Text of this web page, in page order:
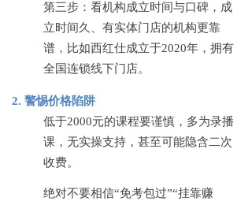
第三步：看机构成立时间与口碑，成
立时间久、有实体门店的机构更靠
谱，比如西红仕成立于2020年，拥有
全国连锁线下门店。
2. 警惕价格陷阱
低于2000元的课程要谨慎，多为录播
课，无实操支持，甚至可能隐含二次
收费。
绝对不要相信“免考包过”“挂靠赚